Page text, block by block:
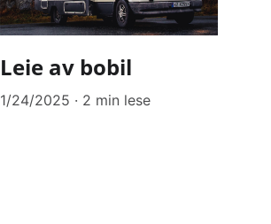
Leie av bobil
1/24/2025 2 min lese